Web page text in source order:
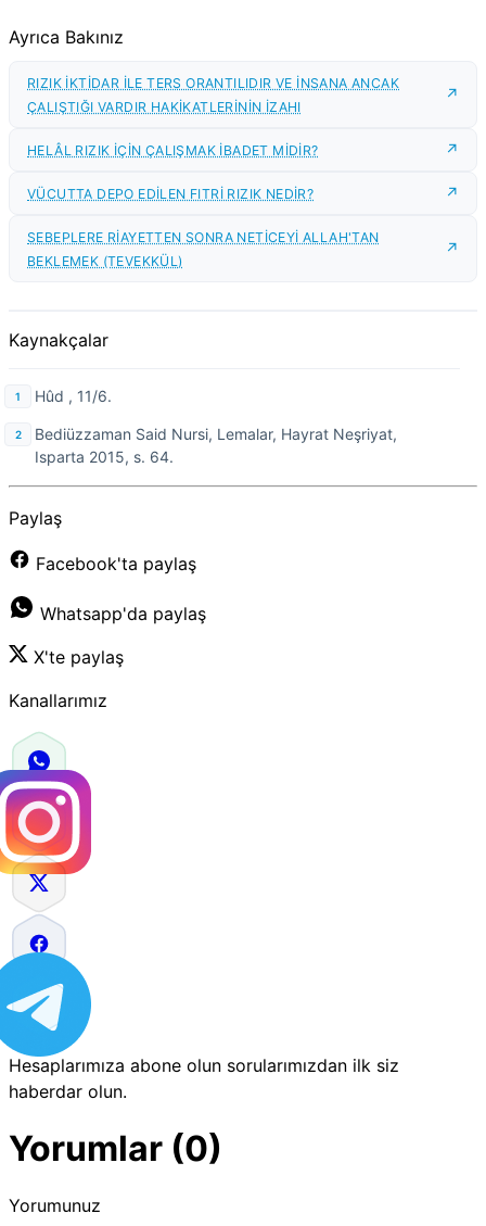
Ayrıca Bakınız
RIZIK İKTİDAR İLE TERS ORANTILIDIR VE İNSANA ANCAK
ÇALIŞTIĞI VARDIR HAKİKATLERİNİN İZAHI
HELÂL RIZIK İÇİN ÇALIŞMAK İBADET MİDİR?
VÜCUTTA DEPO EDİLEN FITRİ RIZIK NEDİR?
SEBEPLERE RİAYETTEN SONRA NETİCEYİ ALLAH'TAN
BEKLEMEK (TEVEKKÜL)
Kaynakçalar
Hûd , 11/6.
Bediüzzaman Said Nursi, Lemalar, Hayrat Neşriyat,
Isparta 2015, s. 64.
Paylaş
Facebook'ta paylaş
Whatsapp'da paylaş
X'te paylaş
Kanallarımız
Hesaplarımıza abone olun sorularımızdan ilk siz
haberdar olun.
Yorumlar (0)
Yorumunuz